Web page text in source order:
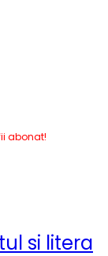
abonat!
si litera